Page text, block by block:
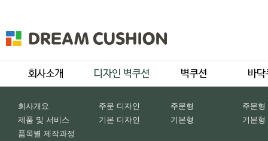
회사개요
제품 및 서비스
품목별 제작과정
주문 디자인
기본 디자인
주문형
기본형
주문형
기본형